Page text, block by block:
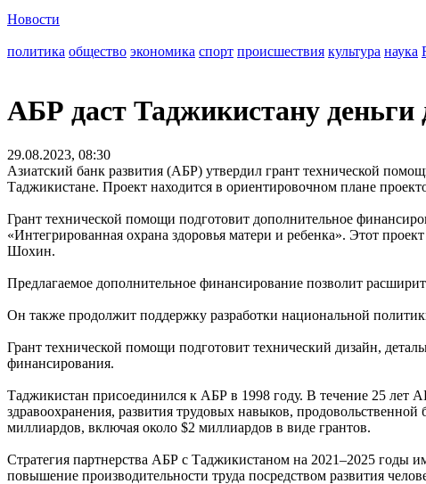
Новости
политика общество экономика спорт происшествия культура наука
АБР даст Таджикистану деньги
29.08.2023, 08:30
Азиатский банк развития (АБР) утвердил грант технической
Таджикистане. Проект находится в ориентировочном плане
Грант технической помощи подготовит дополнительное
«Интегрированная охрана здоровья матери и ребенка». Этот
Шохин.
Предлагаемое дополнительное финансирование позволит
Он также продолжит поддержку разработки национальной
Грант технической помощи подготовит технический дизайн,
финансирования.
Таджикистан присоединился к АБР в 1998 году. В течение 25 лет
здравоохранения, развития трудовых навыков,
миллиардов, включая около $2 миллиардов в виде грантов.
Стратегия партнерства АБР с Таджикистаном на 2021–2025 годы
повышение производительности труда посредством развития